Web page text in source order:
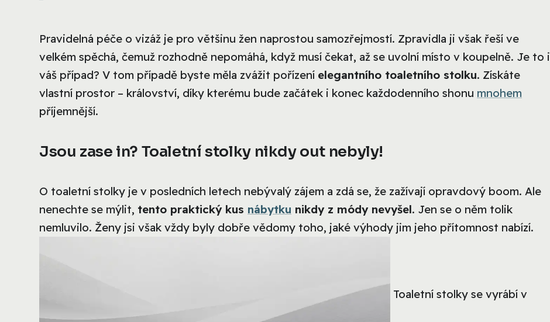
Pravidelná péče o vizáž je pro většinu žen naprostou samozřejmostí. Zpravidla ji však řeší ve
velkém spěchá, čemuž rozhodně nepomáhá, když musí čekat, až se uvolní místo v koupelně. Je to i
váš případ? V tom případě byste měla zvážit pořízení elegantního toaletního stolku. Získáte
vlastní prostor – království, díky kterému bude začátek i konec každodenního shonu mnohem
příjemnější.
Jsou zase in? Toaletní stolky nikdy out nebyly!
O toaletní stolky je v posledních letech nebývalý zájem a zdá se, že zažívají opravdový boom. Ale
nenechte se mýlit, tento praktický kus nábytku nikdy z módy nevyšel. Jen se o něm tolik
nemluvilo. Ženy jsi však vždy byly dobře vědomy toho, jaké výhody jim jeho přítomnost nabízí.
Toaletní stolky se vyrábí v